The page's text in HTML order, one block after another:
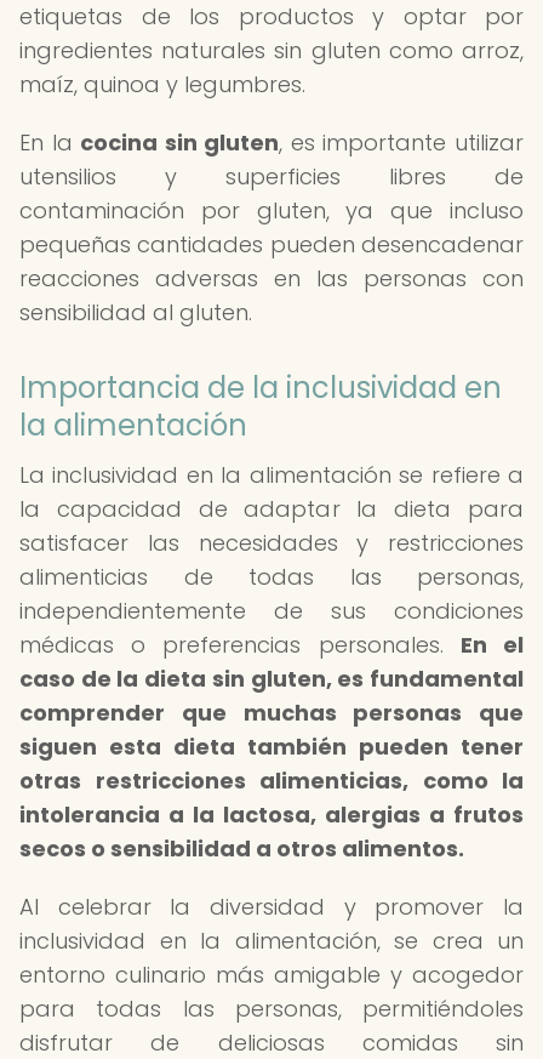
etiquetas de los productos y optar por
ingredientes naturales sin gluten como arroz,
maíz, quinoa y legumbres.
En la cocina sin gluten, es importante utilizar
utensilios y superficies libres de
contaminación por gluten, ya que incluso
pequeñas cantidades pueden desencadenar
reacciones adversas en las personas con
sensibilidad al gluten.
Importancia de la inclusividad en
la alimentación
La inclusividad en la alimentación se refiere a
la capacidad de adaptar la dieta para
satisfacer las necesidades y restricciones
alimenticias de todas las personas,
independientemente de sus condiciones
médicas o preferencias personales. En el
caso de la dieta sin gluten, es fundamental
comprender que muchas personas que
siguen esta dieta también pueden tener
otras restricciones alimenticias, como la
intolerancia a la lactosa, alergias a frutos
secos o sensibilidad a otros alimentos.
Al celebrar la diversidad y promover la
inclusividad en la alimentación, se crea un
entorno culinario más amigable y acogedor
para todas las personas, permitiéndoles
disfrutar de deliciosas comidas sin